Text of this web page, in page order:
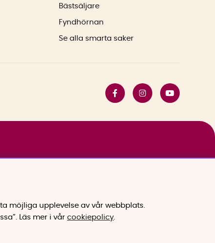
Bästsäljare
Fyndhörnan
Se alla smarta saker
möjliga upplevelse av vår webbplats.
Läs mer i vår cookiepolicy